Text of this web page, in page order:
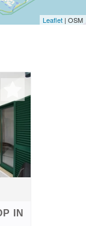
Leaflet | OSM
IN